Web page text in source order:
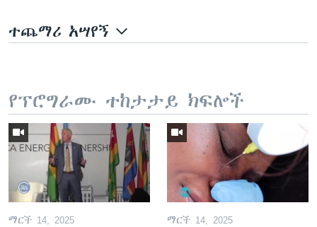
ተጨማሪ አሣየኝ
የፕሮግራሙ ተከታታይ ክፍሎች
ማርች 14, 2025 ማርች 14, 2025